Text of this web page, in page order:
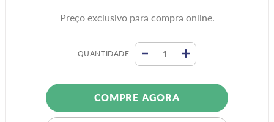
Preço exclusivo para compra online.
QUANTIDADE
COMPRE AGORA